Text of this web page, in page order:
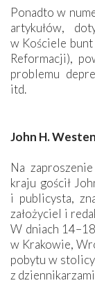
Ponadto w
artykułów,
w Kościele
Reformacji),
problemu
itd.
John H.
Na
kraju gościł
i publicysta,
założyciel i
W dniach
w Krakowie,
pobytu w
z